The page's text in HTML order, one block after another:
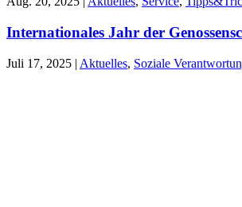
Internationales Jahr der
Juli 17, 2025 | Aktuelles, Soziale